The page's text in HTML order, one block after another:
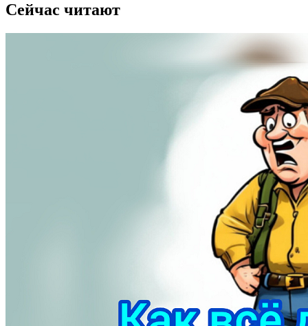
Сейчас читают